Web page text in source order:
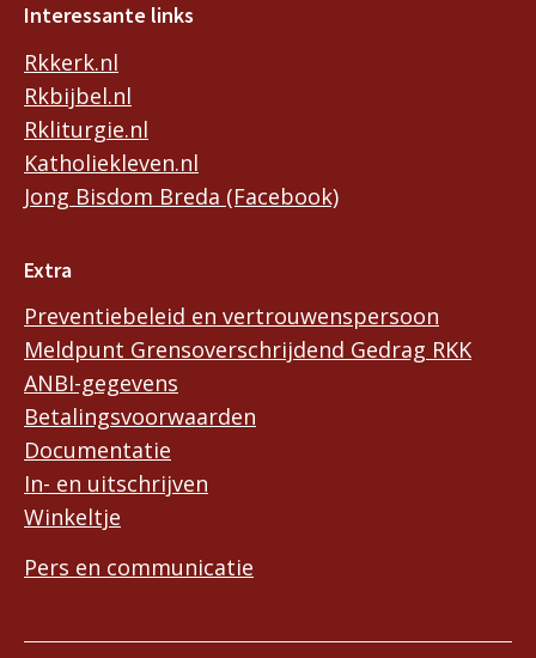
Interessante links
Rkkerk.nl
Rkbijbel.nl
Rkliturgie.nl
Katholiekleven.nl
Jong Bisdom Breda (Facebook)
Extra
Preventiebeleid en vertrouwenspersoon
Meldpunt Grensoverschrijdend Gedrag RKK
ANBI-gegevens
Betalingsvoorwaarden
Documentatie
In- en uitschrijven
Winkeltje
Pers en communicatie